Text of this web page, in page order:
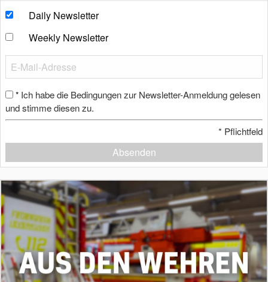
Daily Newsletter
Weekly Newsletter
* Ich habe die Bedingungen zur Newsletter-Anmeldung gelesen
und stimme diesen zu.
* Pflichtfeld
Absenden